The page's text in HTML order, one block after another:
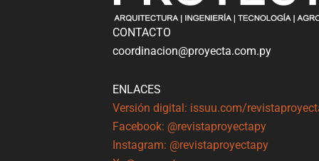
CONTACTO
coordinacion@proyecta.com.py
ENLACES
Versión digital: issuu.com/
Facebook: @revistaproyectapy
Instagram: @revistaproyectapy